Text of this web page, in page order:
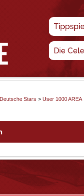
Die
Stars > User 1000 AREA